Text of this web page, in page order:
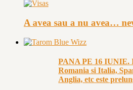
A avea sau a nu avea…
PANA PE 16 IUNIE.
Romania si Italia,
Anglia, etc este